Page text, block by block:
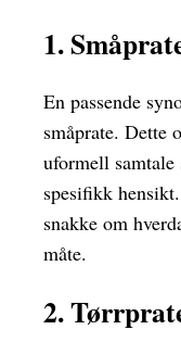
1.
En passende
småprate. Dette
uformell
spesifikk
snakke om
måte.
2.